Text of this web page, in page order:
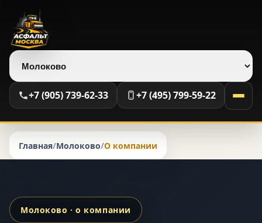
Выберите регион
+7 (905) 739-62-33 +7 (495) 799-59-22
Главная/Молоково/О компании
Молоково · о компании